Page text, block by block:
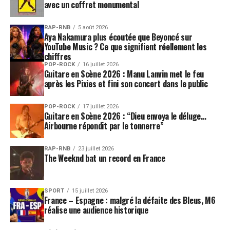
nouvelle outro à laquelle j’ai pensé. Je ne l’avais pas
jouait l’accompagnement. J’ai rallongé la fin pour qu’on
puisse se renvoyer la balle à la fin du morceau. Il a tout
de suite compris et il a rebondi de manière très pro. Je
suis très content… Pour certains titres, il a fallu que je
prenne en compte le style des autres artistes, sinon le
tout aurait été bancal. Et puis je voulais que l’album
puisse s’écouter comme un tout. Chaque morceau avait
une vie propre. »
accompagnée par The 88, insuffle un nouveau souffle,
une nouvelle énergie à
l’album paru en 1970 Lola Vs Powerman And The
Moneygoround Part One), tandis que l’auteur-
compositrice-interprète écossaise Amy Macdonald
replace le singleDead End Street(1966) « au coeur du
avec un coffret monumental
RAP-RNB 5 août 2026
Aya Nakamura plus écoutée que Beyoncé sur
YouTube Music ? Ce que signifient réellement les
chiffres
POP-ROCK 16 juillet 2026
Guitare en Scène 2026 : Manu Lanvin met le feu
après les Pixies et fini son concert dans le public
POP-ROCK 17 juillet 2026
Guitare en Scène 2026 : “Dieu envoya le déluge…
Airbourne répondit par le tonnerre”
RAP-RNB 23 juillet 2026
The Weeknd bat un record en France
SPORT 15 juillet 2026
France – Espagne : malgré la défaite des Bleus, M6
réalise une audience historique